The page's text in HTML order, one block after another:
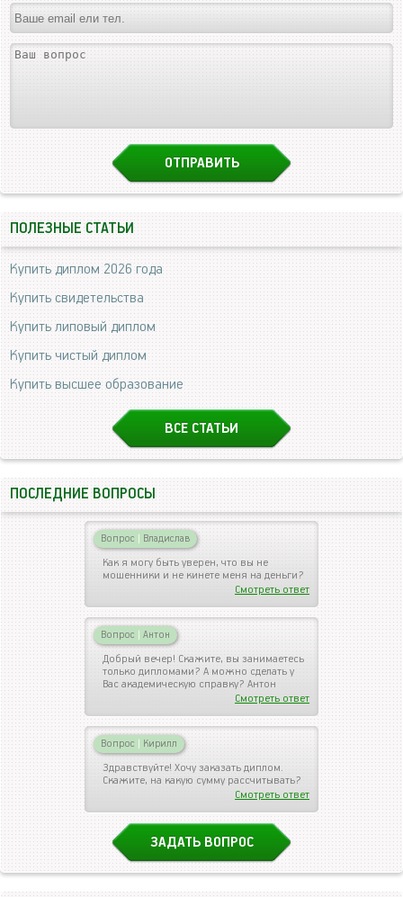
ПОЛЕЗНЫЕ СТАТЬИ
Купить диплом 2026 года
Купить свидетельства
Купить липовый диплом
Купить чистый диплом
Купить высшее образование
ВСЕ СТАТЬИ
ПОСЛЕДНИЕ ВОПРОСЫ
Вопрос | Владислав
Как я могу быть уверен, что вы не
мошенники и не кинете меня на деньги?
Смотреть ответ
Вопрос | Антон
Добрый вечер! Скажите, вы занимаетесь
только дипломами? А можно сделать у
Вас академическую справку? Антон
Смотреть ответ
Вопрос | Кирилл
Здравствуйте! Хочу заказать диплом.
Скажите, на какую сумму рассчитывать?
Смотреть ответ
ЗАДАТЬ ВОПРОС